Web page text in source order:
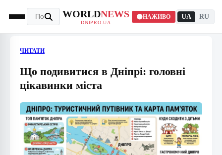
WORLDNEWS
DNIPRO.UA
НАЖИВО UA RU
ЧИТАТИ
Що подивитися в Дніпрі: головні
цікавинки міста